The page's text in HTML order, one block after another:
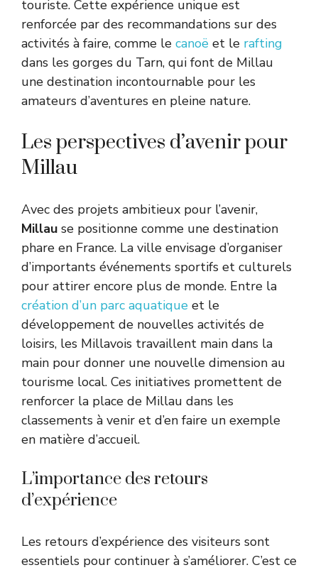
touriste. Cette expérience unique est
renforcée par des recommandations sur des
activités à faire, comme le canoë et le rafting
dans les gorges du Tarn, qui font de Millau
une destination incontournable pour les
amateurs d’aventures en pleine nature.
Les perspectives d’avenir pour
Millau
Avec des projets ambitieux pour l’avenir,
Millau se positionne comme une destination
phare en France. La ville envisage d’organiser
d’importants événements sportifs et culturels
pour attirer encore plus de monde. Entre la
création d’un parc aquatique et le
développement de nouvelles activités de
loisirs, les Millavois travaillent main dans la
main pour donner une nouvelle dimension au
tourisme local. Ces initiatives promettent de
renforcer la place de Millau dans les
classements à venir et d’en faire un exemple
en matière d’accueil.
L’importance des retours
d’expérience
Les retours d’expérience des visiteurs sont
essentiels pour continuer à s’améliorer. C’est ce